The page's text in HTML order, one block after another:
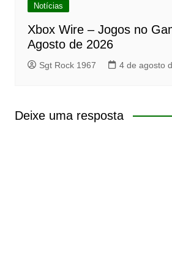
Notícias
Xbox Wire – Jogos no
Agosto de 2026
Sgt Rock 1967 4 de agosto
Deixe uma resposta